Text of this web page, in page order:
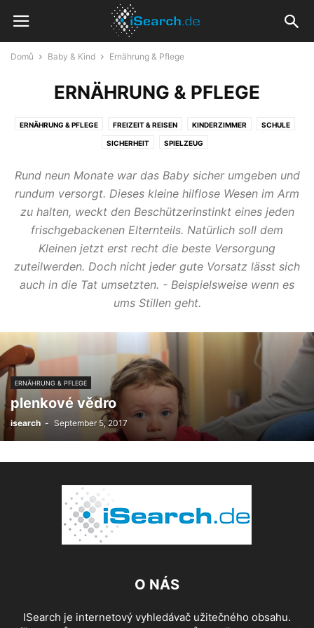
Domů Baby & Kind Ernährung & Pflege
ERNÄHRUNG & PFLEGE
ERNÄHRUNG & PFLEGE FREIZEIT & REISEN KINDERZIMMER SCHULE
SICHERHEIT SPIELZEUG
Rund neun Monate war das Baby sicher umgeben und
rundum versorgt. Dieses kleine hilflose Wesen im Arm
zu halten, weckt den Beschützerinstinkt eines jeden
frischgebackenen Elternteils. Natürlich soll dem
Kleinen jetzt erst recht die beste Versorgung
zuteilwerden. Doch nicht jeder gute Vorsatz lässt sich
auch in die Tat umsetzten. - Beispielsweise wenn es
ums Stillen geht.
ERNÄHRUNG & PFLEGE
plenkové vědro
isearch - September 5, 2017
O NÁS
ISearch je internetový vyhledávač užitečného obsahu.